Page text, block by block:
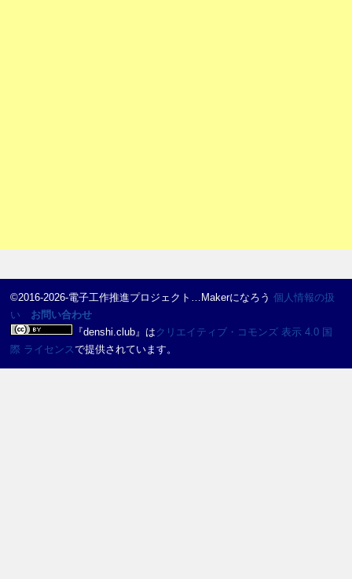
©2016-2026-電子工作推進プロジェクト…Makerになろう 個人情報の扱
い
お問い合わせ
『denshi.club』は クリエイティブ・コモンズ 表示 4.0 国
際 ライセンスで提供されています。